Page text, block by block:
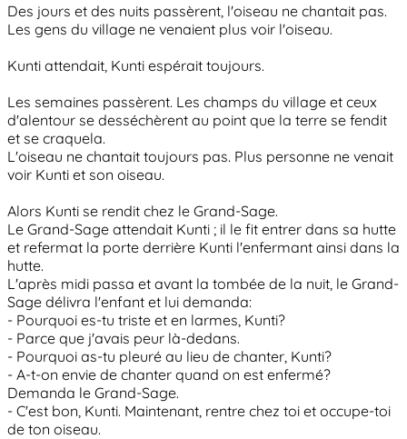
Des jours et des nuits passèrent, l'oiseau ne chantait pas.
Les gens du village ne venaient plus voir l'oiseau.
Kunti attendait, Kunti espérait toujours.
Les semaines passèrent. Les champs du village et ceux
d'alentour se desséchèrent au point que la terre se fendit
et se craquela.
L'oiseau ne chantait toujours pas. Plus personne ne venait
voir Kunti et son oiseau.
Alors Kunti se rendit chez le Grand-Sage.
Le Grand-Sage attendait Kunti ; il le fit entrer dans sa hutte
et refermat la porte derrière Kunti l'enfermant ainsi dans la
hutte.
L'après midi passa et avant la tombée de la nuit, le Grand-
Sage délivra l'enfant et lui demanda:
- Pourquoi es-tu triste et en larmes, Kunti?
- Parce que j'avais peur là-dedans.
- Pourquoi as-tu pleuré au lieu de chanter, Kunti?
- A-t-on envie de chanter quand on est enfermé?
Demanda le Grand-Sage.
- C'est bon, Kunti. Maintenant, rentre chez toi et occupe-toi
de ton oiseau.